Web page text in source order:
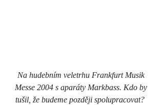
Na hudebním veletrhu Frankfurt Musik
Messe 2004 s aparáty Markbass. Kdo by
tušil, že budeme později spolupracovat?